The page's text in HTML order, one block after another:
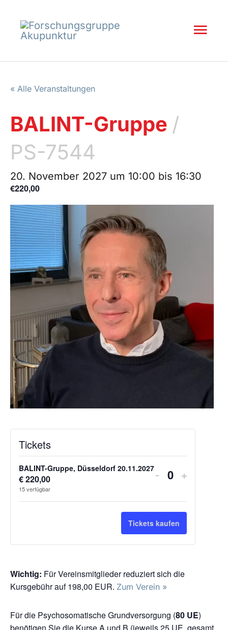
Inhalt
springen
« Alle Veranstaltungen
BALINT-Gruppe /
PS-7544
20. November 2027 um 10:00 bis 16:30
€220,00
Tickets
BALINT-Gruppe, Düsseldorf 20.11.2027
€220,00
15verfügbar
der
Ticketanzahl
für
BALINT-
Düsseldorf
20.11.2027
- Anzahl
die
für
BALINT-
+
Tickets kaufen
Wichtig: Für Vereinsmitglieder reduziert sich die
Kursgebühr auf 198,00 EUR. Zum Verein »
Für die Psychosomatische Grundversorgung (80 UE)